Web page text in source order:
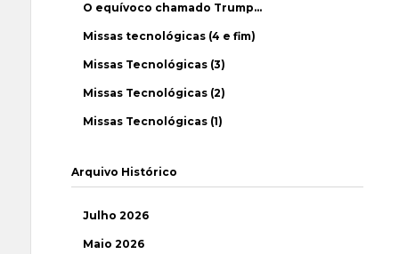
O equívoco chamado Trump…
Missas tecnológicas (4 e fim)
Missas Tecnológicas (3)
Missas Tecnológicas (2)
Missas Tecnológicas (1)
Arquivo Histórico
Julho 2026
Maio 2026